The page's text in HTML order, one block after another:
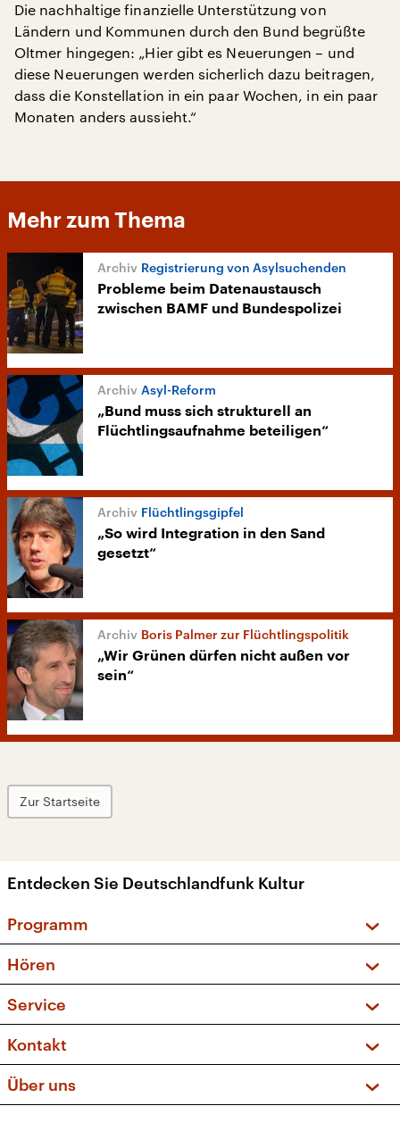
Die nachhaltige finanzielle Unterstützung von
Ländern und Kommunen durch den Bund begrüßte
Oltmer hingegen: „Hier gibt es Neuerungen – und
diese Neuerungen werden sicherlich dazu beitragen,
dass die Konstellation in ein paar Wochen, in ein paar
Monaten anders aussieht.“
Mehr zum Thema
Registrierung von Asylsuchenden
Probleme beim Datenaustausch
zwischen BAMF und Bundespolizei
Asyl-Reform
„Bund muss sich strukturell an
Flüchtlingsaufnahme beteiligen“
Flüchtlingsgipfel
„So wird Integration in den Sand
gesetzt“
Boris Palmer zur Flüchtlingspolitik
„Wir Grünen dürfen nicht außen vor
sein“
Zur Startseite
Entdecken Sie Deutschlandfunk Kultur
Programm
Sendungen und Podcasts
Musikliste
Kakadu – Das Kinderprogramm
Hören
Frequenzen (UKW + DAB+)
Service
FAQ
Apps
Newsletter
Kontakt
Social Media
Über uns